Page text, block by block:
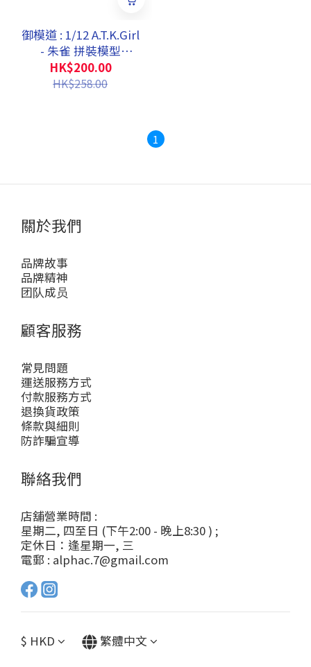
御模道 : 1/12 A.T.K.Girl
- 朱雀 拼裝模型
(Yolopark Exclusive)
HK$200.00
HK$258.00
1
關於我們
品牌故事
品牌精神
团队成员
顧客服務
常見問題
運送服務方式
付款服務方式
退換貨政策
條款與細則
防詐騙宣導
聯絡我們
店舖營業時間 :
星期二, 四至日 (下午2:00 - 晚上8:30 ) ;
定休日：逢星期一, 三
電郵 : alphac.7@gmail.com
$ HKD 繁體中文